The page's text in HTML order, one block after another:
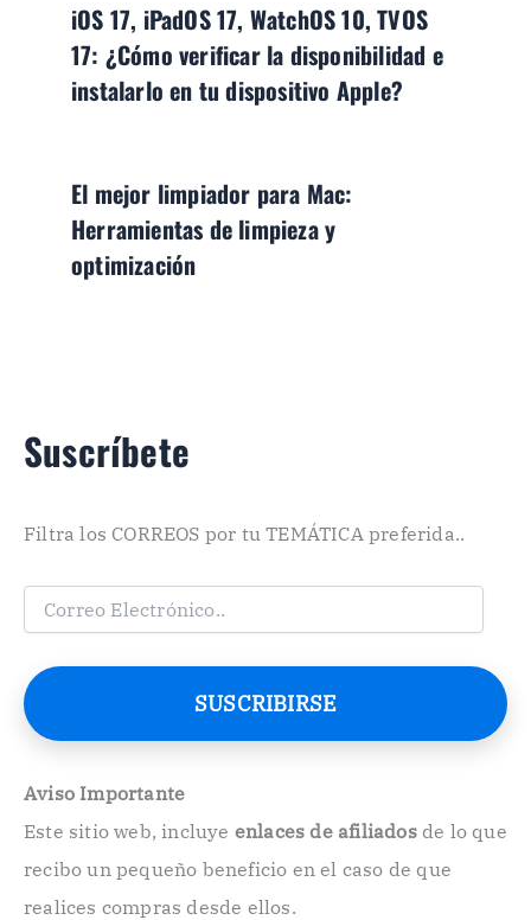
iOS 17, iPadOS 17, WatchOS 10, TVOS
17: ¿Cómo verificar la disponibilidad e
instalarlo en tu dispositivo Apple?
El mejor limpiador para Mac:
Herramientas de limpieza y
optimización
Suscríbete
Filtra los CORREOS por tu TEMÁTICA preferida..
C
e
o
e
t
ó
n
SUSCRIBIRSE
Aviso Importante
Este sitio web, incluye enlaces de afiliadosde lo que
recibo un pequeño beneficio en el caso de que
realices compras desde ellos.